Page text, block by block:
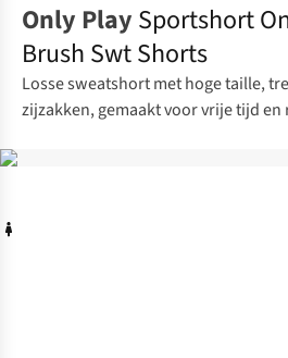
Only Play Sportshort
Brush Swt Shorts
Losse sweatshort met hoge taille,
zijzakken, gemaakt voor vrije tijd en